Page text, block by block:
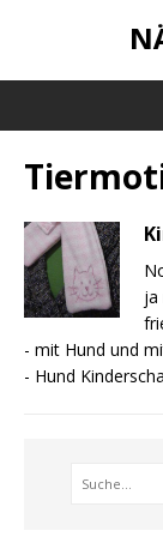
ja
- mit Hund und
- Hund